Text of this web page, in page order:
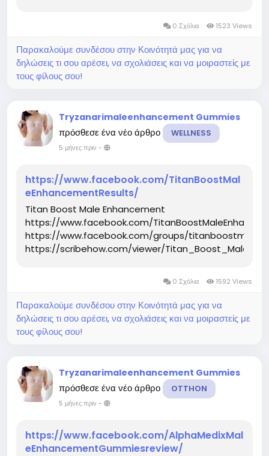
0 Σχόλια 1523 Views
Παρακαλούμε συνδέσου στην Κοινότητά μας για να
δηλώσεις τι σου αρέσει, να σχολιάσεις και να μοιραστείς με
τους φίλους σου!
Tryzanarimaleenhancement Gummies
πρόσθεσε ένα νέο άρθρο WELLNESS
5 μήνες πριν -
https://www.facebook.com/TitanBoostMal
eEnhancementResults/
Titan Boost Male Enhancement
https://www.facebook.com/
https://www.facebook.com/groups/
https://scribehow.com/viewer/
0 Σχόλια 1592 Views
Παρακαλούμε συνδέσου στην Κοινότητά μας για να
δηλώσεις τι σου αρέσει, να σχολιάσεις και να μοιραστείς με
τους φίλους σου!
Tryzanarimaleenhancement Gummies
πρόσθεσε ένα νέο άρθρο OTTHON
5 μήνες πριν -
https://www.facebook.com/AlphaMedixMal
eEnhancementGummiesreview/